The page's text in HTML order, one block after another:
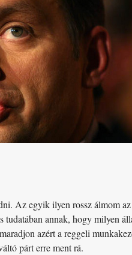
Az egyik ilyen rossz álmom
tudatában annak, hogy milyen
azért a reggeli
párt erre ment rá.